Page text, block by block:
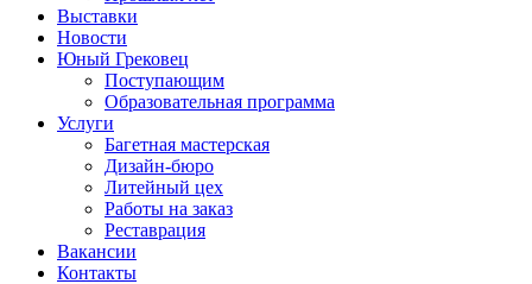
Выставки
Новости
Юный Грековец
Поступающим
Образовательная программа
Услуги
Багетная мастерская
Дизайн-бюро
Литейный цех
Работы на заказ
Реставрация
Вакансии
Контакты